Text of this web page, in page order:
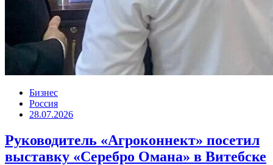
Бизнес
Россия
28.07.2026
Руководитель «Агроконнект» посетил
выставку «Серебро Омана» в Витебске